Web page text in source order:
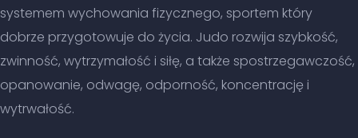
systemem wychowania fizycznego, sportem który
dobrze przygotowuje do życia. Judo rozwija szybkość,
zwinność, wytrzymałość i siłę, a także spostrzegawczość,
opanowanie, odwagę, odporność, koncentrację i
wytrwałość.